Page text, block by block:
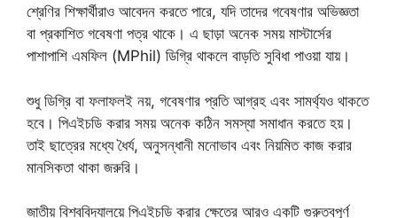
শ্রেণির শিক্ষার্থীরাও আবেদন করতে পারে, যদি তাদের গবেষণার অভিজ্ঞতা
বা প্রকাশিত গবেষণা পত্র থাকে। এ ছাড়া অনেক সময় মাস্টার্সের
পাশাপাশি এমফিল (MPhil) ডিগ্রি থাকলে বাড়তি সুবিধা পাওয়া যায়।
শুধু ডিগ্রি বা ফলাফলই নয়, গবেষণার প্রতি আগ্রহ এবং সামর্থ্যও থাকতে
হবে। পিএইচডি করার সময় অনেক কঠিন সমস্যা সমাধান করতে হয়।
তাই ছাত্রের মধ্যে ধৈর্য, অনুসন্ধানী মনোভাব এবং নিয়মিত কাজ করার
মানসিকতা থাকা জরুরি।
জাতীয় বিশ্ববিদ্যালয়ে পিএইচডি করার ক্ষেত্রে আরও একটি গুরুত্বপূর্ণ